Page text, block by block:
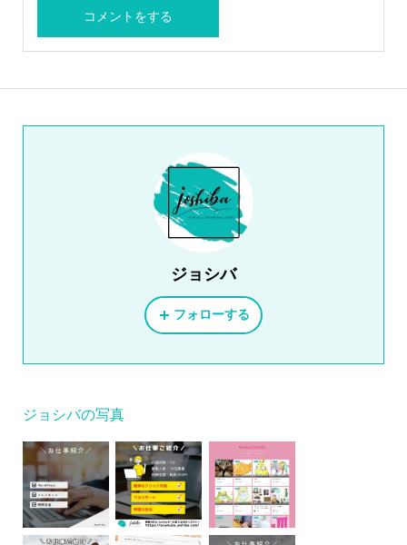
ジョシバ
フォローする
ジョシバの写真